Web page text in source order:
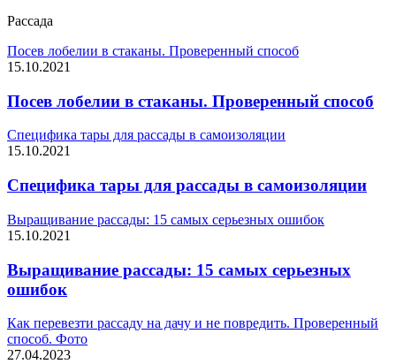
Рассада
Посев лобелии в стаканы. Проверенный способ
15.10.2021
Посев лобелии в стаканы. Проверенный способ
Специфика тары для рассады в самоизоляции
15.10.2021
Специфика тары для рассады в самоизоляции
Выращивание рассады: 15 самых серьезных ошибок
15.10.2021
Выращивание рассады: 15 самых серьезных
ошибок
Как перевезти рассаду на дачу и не повредить. Проверенный
способ. Фото
27.04.2023